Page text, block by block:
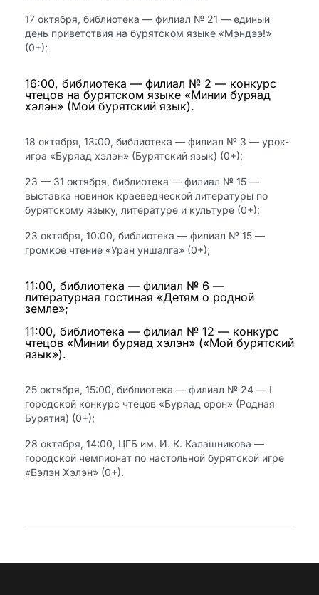
17 октября, библиотека — филиал № 21 — единый
день приветствия на бурятском языке «Мэндээ!»
(0+);
16:00, библиотека — филиал № 2 — конкурс
чтецов на бурятском языке «Минии буряад
хэлэн» (Мой бурятский язык).
18 октября, 13:00, библиотека — филиал № 3 — урок-
игра «Буряад хэлэн» (Бурятский язык) (0+);
23 — 31 октября, библиотека — филиал № 15 —
выставка новинок краеведческой литературы по
бурятскому языку, литературе и культуре (0+);
23 октября, 10:00, библиотека — филиал № 15 —
громкое чтение «Уран уншалга» (0+);
11:00, библиотека — филиал № 6 —
литературная гостиная «Детям о родной
земле»;
11:00, библиотека — филиал № 12 — конкурс
чтецов «Минии буряад хэлэн» («Мой бурятский
язык»).
25 октября, 15:00, библиотека — филиал № 24 — I
городской конкурс чтецов «Буряад орон» (Родная
Бурятия) (0+);
28 октября, 14:00, ЦГБ им. И. К. Калашникова —
городской чемпионат по настольной бурятской игре
«Бэлэн Хэлэн» (0+).